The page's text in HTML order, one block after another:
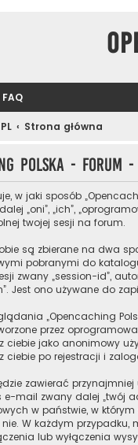
FAQ
Strona główna
Polska - Forum
w jaki sposób
„oni”, „ich”,
twojej sesji na forum.
są zbierane na dwa
pobranymi do
zwany „session-id”,
Jest ono używane do
„Opencaching
przez
ciebie jako anonimowy
ciebie po rejestracji i
zawierać
e-mail zwany dalej „twój
w państwie, w
nie. W każdym
lub wyłączenia